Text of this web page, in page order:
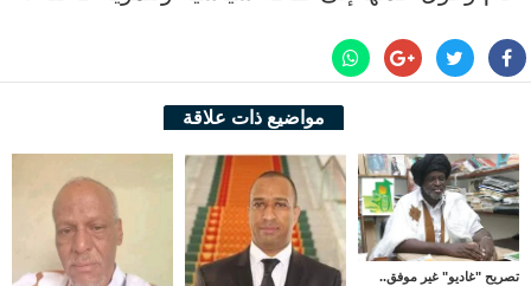
مواضيع ذات علاقة
تصريح "غاديو" غير موفق..